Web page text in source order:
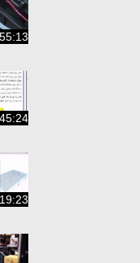
55:13
45:24
19:23